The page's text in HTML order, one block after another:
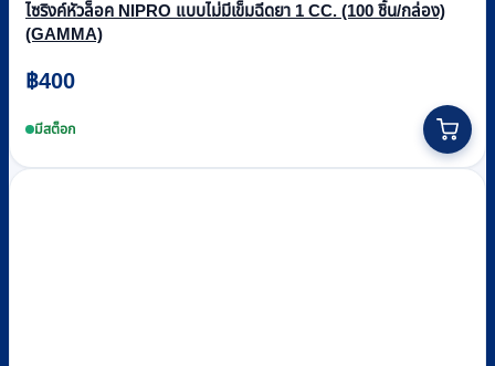
ไซริงค์หัวล็อค NIPRO แบบไม่มีเข็มฉีดยา 1 CC. (100 ชิ้น/กล่อง)
(GAMMA)
฿400
มีสต็อก